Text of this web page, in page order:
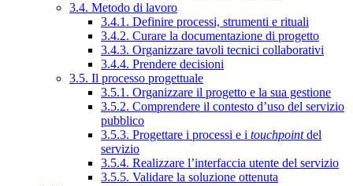
3.4. Metodo di lavoro
3.4.1. Definire processi, strumenti e rituali
3.4.2. Curare la documentazione di progetto
3.4.3. Organizzare tavoli tecnici collaborativi
3.4.4. Prendere decisioni
3.5. Il processo progettuale
3.5.1. Organizzare il progetto e la sua gestione
3.5.2. Comprendere il contesto d’uso del servizio
pubblico
3.5.3. Progettare i processi e i touchpointdel
servizio
3.5.4. Realizzare l’interfaccia utente del servizio
3.5.5. Validare la soluzione ottenuta